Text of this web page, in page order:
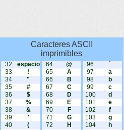
Caracteres ASCII
imprimibles
32
espacio
33
!
34
"
35
#
36
$
37
%
38
&
39
'
40
(
64
@
65
A
66
B
67
C
68
D
69
E
70
F
71
G
72
H
96
`
97
a
98
b
99
c
100
d
101
e
102
f
103
g
104
h